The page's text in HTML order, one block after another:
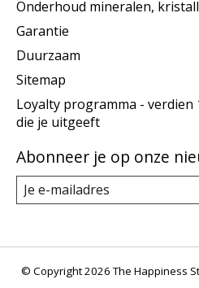
Onderhoud mineralen,
Garantie
Duurzaam
Sitemap
Loyalty programma - verdien
die je uitgeeft
Abonneer je op onze
© Copyright 2026 The Happiness